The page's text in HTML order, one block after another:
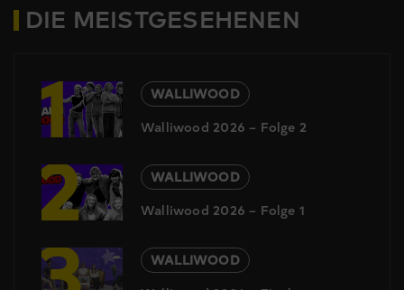
DIE MEISTGESEHENEN
1
WALLIWOOD
Walliwood 2026 – Folge 2
2
WALLIWOOD
Walliwood 2026 – Folge 1
WALLIWOOD